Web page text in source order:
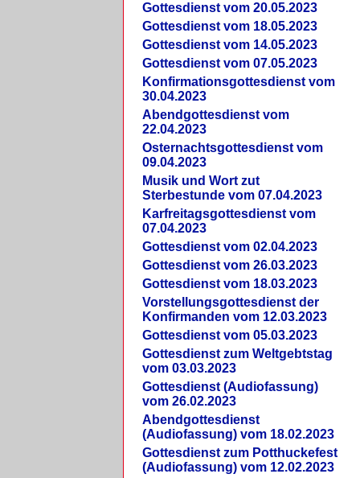
Gottesdienst vom 20.05.2023
Gottesdienst vom 18.05.2023
Gottesdienst vom 14.05.2023
Gottesdienst vom 07.05.2023
Konfirmationsgottesdienst vom
30.04.2023
Abendgottesdienst vom
22.04.2023
Osternachtsgottesdienst vom
09.04.2023
Musik und Wort zut
Sterbestunde vom 07.04.2023
Karfreitagsgottesdienst vom
07.04.2023
Gottesdienst vom 02.04.2023
Gottesdienst vom 26.03.2023
Gottesdienst vom 18.03.2023
Vorstellungsgottesdienst der
Konfirmanden vom 12.03.2023
Gottesdienst vom 05.03.2023
Gottesdienst zum Weltgebtstag
vom 03.03.2023
Gottesdienst (Audiofassung)
vom 26.02.2023
Abendgottesdienst
(Audiofassung) vom 18.02.2023
Gottesdienst zum Potthuckefest
(Audiofassung) vom 12.02.2023